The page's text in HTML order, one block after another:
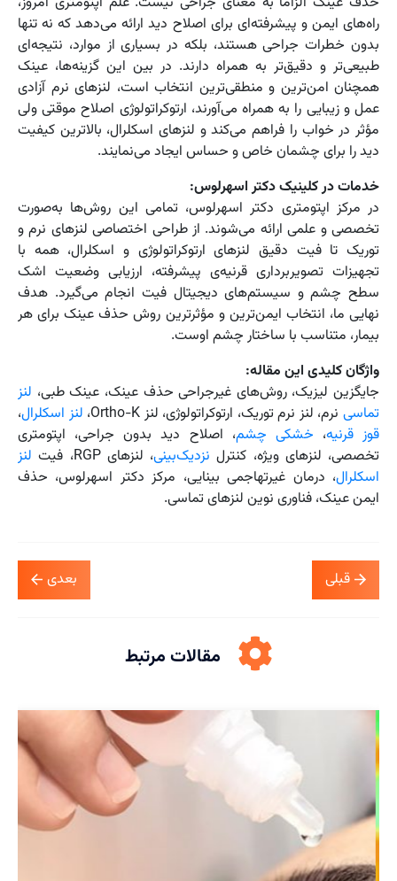
راه‌های ایمن و پیشرفته‌ای برای اصلاح دید ارائه می‌دهد که نه تنها
بدون خطرات جراحی هستند، بلکه در بسیاری از موارد، نتیجه‌ای
طبیعی‌تر و دقیق‌تر به همراه دارند. در بین این گزینه‌ها، عینک
همچنان امن‌ترین و منطقی‌ترین انتخاب است، لنزهای نرم آزادی
عمل و زیبایی را به همراه می‌آورند، ارتوکراتولوژی اصلاح موقتی ولی
مؤثر در خواب را فراهم می‌کند و لنزهای اسکلرال، بالاترین کیفیت
دید را برای چشمان خاص و حساس ایجاد می‌نمایند.
خدمات در کلینیک دکتر اسهرلوس:
در مرکز اپتومتری دکتر اسهرلوس، تمامی این روش‌ها به‌صورت
تخصصی و علمی ارائه می‌شوند. از طراحی اختصاصی لنزهای نرم و
توریک تا فیت دقیق لنزهای ارتوکراتولوژی و اسکلرال، همه با
تجهیزات تصویربرداری قرنیه‌ی پیشرفته، ارزیابی وضعیت اشک
سطح چشم و سیستم‌های دیجیتال فیت انجام می‌گیرد. هدف
نهایی ما، انتخاب ایمن‌ترین و مؤثرترین روش حذف عینک برای هر
بیمار، متناسب با ساختار چشم اوست.
واژگان کلیدی این مقاله:
جایگزین لیزیک، روش‌های غیرجراحی حذف عینک، عینک طبی، لنز
تماسینرم، لنز نرم توریک، ارتوکراتولوژی، لنز Ortho-K، لنز اسکلرال،
قوز قرنیه، خشکی چشم، اصلاح دید بدون جراحی، اپتومتری
تخصصی، لنزهای ویژه، کنترل نزدیک‌بینی، لنزهای RGP، فیت
لنز
اسکلرال، درمان غیرتهاجمی بینایی، مرکز دکتر اسهرلوس، حذف
ایمن عینک، فناوری نوین لنزهای تماسی.
قبلی بعدی
مقالات مرتبط